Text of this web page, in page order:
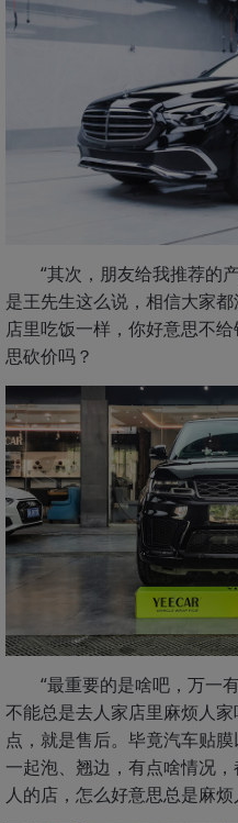
“其次，朋友给我推荐的
是王先生这么说，相信大家
店里吃饭一样，你好意思不
思砍价吗？
“最重要的是啥吧，万一
不能总是去人家店里麻烦人
点，就是售后。毕竟汽车贴
一起泡、翘边，有点啥情况
人的店，怎么好意思总是麻烦